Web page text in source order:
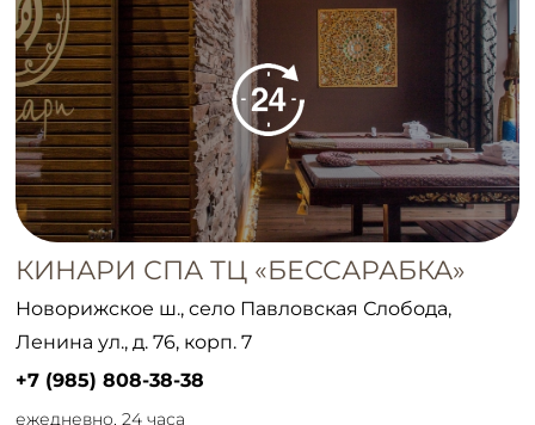
КИНАРИ СПА ТЦ «БЕССАРАБКА»
Новорижское ш., село Павловская Слобода,
Ленина ул., д. 76, корп. 7
+7 (985) 808-38-38
ежедневно, 24 часа